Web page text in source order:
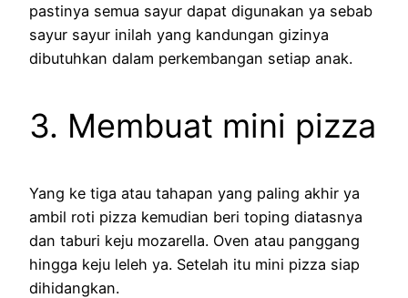
pastinya semua sayur dapat digunakan ya sebab
sayur sayur inilah yang kandungan gizinya
dibutuhkan dalam perkembangan setiap anak.
3. Membuat mini pizza
Yang ke tiga atau tahapan yang paling akhir ya
ambil roti pizza kemudian beri toping diatasnya
dan taburi keju mozarella. Oven atau panggang
hingga keju leleh ya. Setelah itu mini pizza siap
dihidangkan.